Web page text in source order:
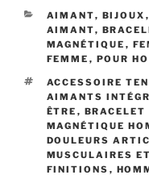
CATÉGORIES
AIMANT, BIJOUX ,
AIMANT,
MAGNÉTIQUE ,
FEMME , POUR
ÉTIQUETTES
ACCESSOIRE
AIMANTS
ÊTRE , BRACELET
MAGNÉTIQUE
DOULEURS
MUSCULAIRES
FINITIONS ,